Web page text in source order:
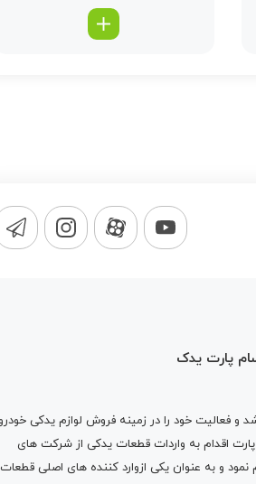
پارت یدک
تاسیس شد و فعالیت خود را در زمینه فروش لوازم یدکی
. پس از گذشت10 سال سام پارت اقدام به واردات قطعات یدکی از شرکت های
و به عنوان یکی ازوارد کننده های اصلی قطعات